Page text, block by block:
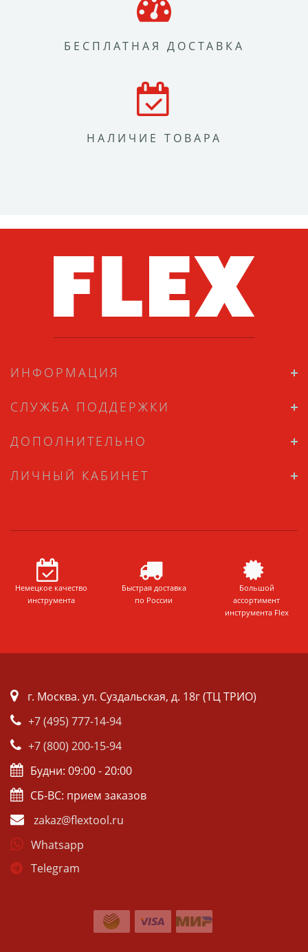
БЕСПЛАТНАЯ ДОСТАВКА
НАЛИЧИЕ ТОВАРА
ИНФОРМАЦИЯ
СЛУЖБА ПОДДЕРЖКИ
ДОПОЛНИТЕЛЬНО
ЛИЧНЫЙ КАБИНЕТ
Немецкое качество
инструмента
Быстрая доставка
по России
Большой
ассортимент
инструмента Flex
г. Москва. ул. Суздальская, д. 18г (ТЦ ТРИО)
+7 (495) 777-14-94
+7 (800) 200-15-94
Будни: 09:00 - 20:00
СБ-ВС: прием заказов
zakaz@flextool.ru
Whatsapp
Telegram